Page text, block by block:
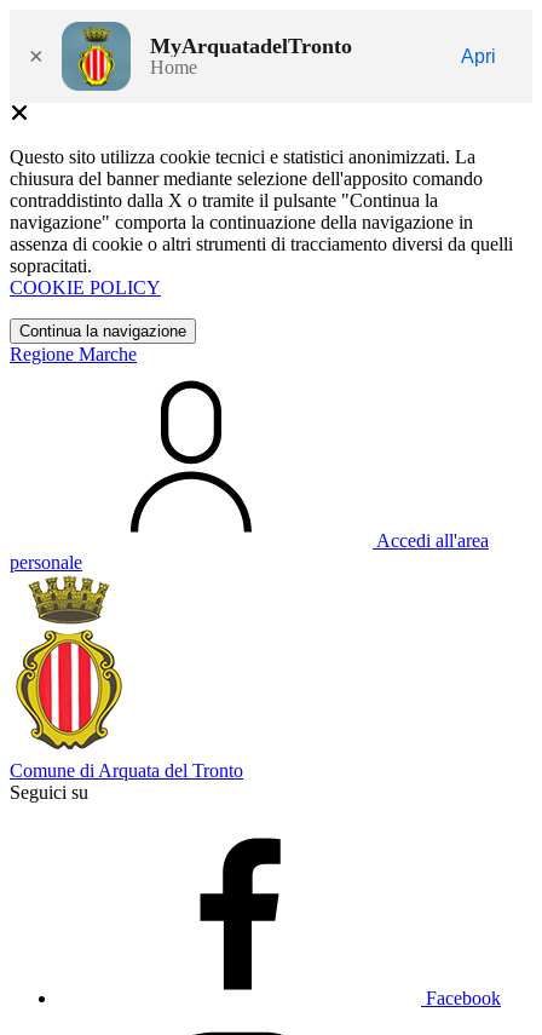
× MyArquatadelTronto
Home
Apri
Questo sito utilizza cookie tecnici e statistici anonimizzati. La
chiusura del banner mediante selezione dell'apposito comando
contraddistinto dalla X o tramite il pulsante "Continua la
navigazione" comporta la continuazione della navigazione in
assenza di cookie o altri strumenti di tracciamento diversi da quelli
sopracitati.
COOKIE POLICY
Continua la navigazione
Regione Marche
Accedi all'area
personale
Comune di Arquata del Tronto
Seguici su
Facebook